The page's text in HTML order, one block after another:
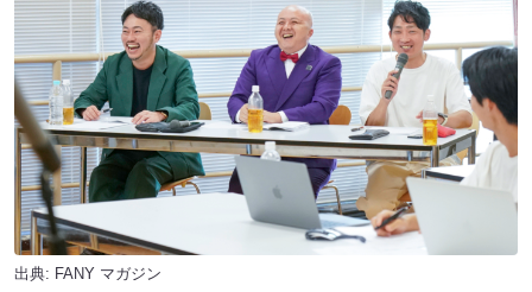
出典: FANY マガジン